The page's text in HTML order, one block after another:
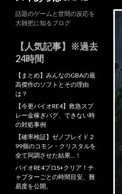
話題のゲームと世間の反応を
大雑把に知るブログ
【人気記事】※過去
24時間
【まとめ】みんなのGBAの最
高傑作のソフトとその理由
は？
【今更バイオRE4】救急スプ
レー金稼ぎバグ、できない時
の対処事例
【確率検証】ゼノブレイド２
99個のコモン・クリスタルを
全て同調させた結果…！
バイオRE4プロS+クリア！チ
ャプターごとの時間目安、難
易度を公開。